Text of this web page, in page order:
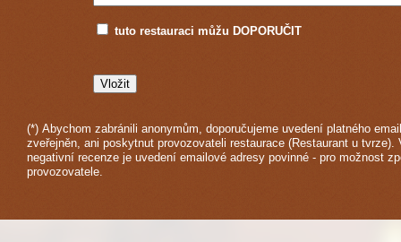
tuto restauraci můžu DOPORUČIT
(*) Abychom zabránili anonymům, doporučujeme uvedení platného
zveřejněn, ani poskytnut provozovateli restaurace (Restaurant u tvrze).
negativní recenze je uvedení emailové adresy povinné - pro možnost
provozovatele.